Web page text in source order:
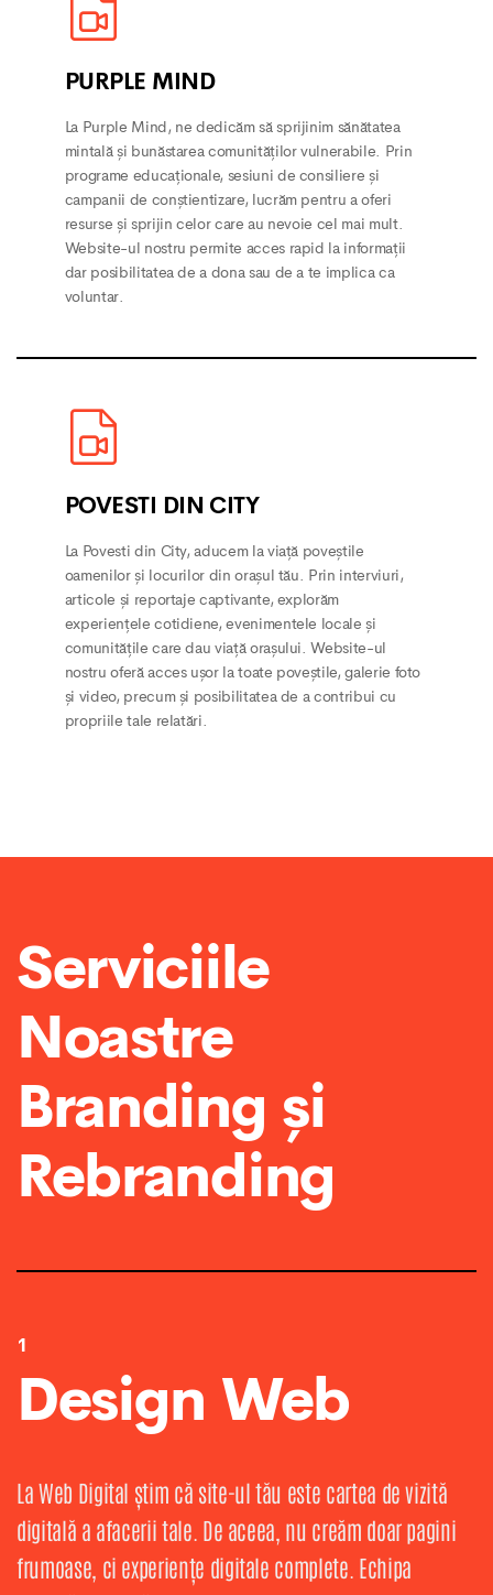
PURPLE MIND
La Purple Mind, ne dedicăm să sprijinim sănătatea
mintală și bunăstarea comunităților vulnerabile. Prin
programe educaționale, sesiuni de consiliere și
campanii de conștientizare, lucrăm pentru a oferi
resurse și sprijin celor care au nevoie cel mai mult.
Website-ul nostru permite acces rapid la informații
dar posibilitatea de a dona sau de a te implica ca
voluntar.
POVESTI DIN CITY
La Povesti din City, aducem la viață poveștile
oamenilor și locurilor din orașul tău. Prin interviuri,
articole și reportaje captivante, explorăm
experiențele cotidiene, evenimentele locale și
comunitățile care dau viață orașului. Website-ul
nostru oferă acces ușor la toate poveștile, galerie foto
și video, precum și posibilitatea de a contribui cu
propriile tale relatări.
Serviciile
Noastre
Branding și
Rebranding
1
Design Web
La Web Digital știm că site-ul tău este cartea de vizită
digitală a afacerii tale. De aceea, nu creăm doar pagini
frumoase, ci experiențe digitale complete. Echipa